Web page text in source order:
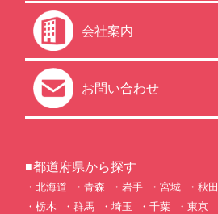
会社案内
お問い合わせ
■都道府県から探す
北海道 青森 岩手 宮城 秋田
栃木
群馬 埼玉 千葉 東京